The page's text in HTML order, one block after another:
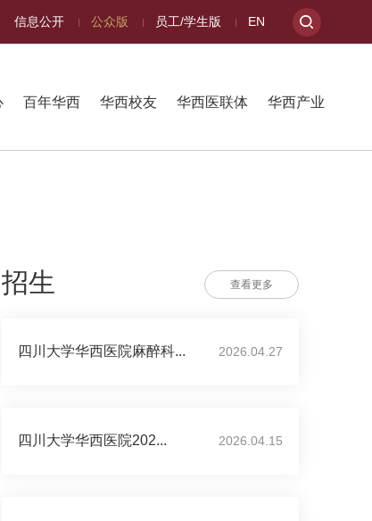
信息公开 公众版 员工/学生版 EN
百年华西 华西校友 华西医联体 华西产业
招生 查看更多
四川大学华西医院麻醉科... 2026.04.27
四川大学华西医院202... 2026.04.15